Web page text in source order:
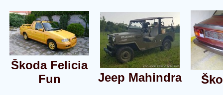
Škoda Felicia
Fun
Jeep Mahindra